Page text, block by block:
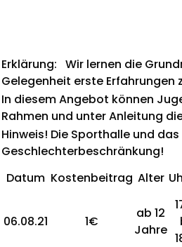
Erklärung: Wir lernen die
Gelegenheit erste Erfahrungen
In diesem Angebot können
Rahmen und unter Anleitung
Hinweis! Die Sporthalle und
Geschlechterbeschränkung!
Datum Kostenbeitrag Alter
06.08.21 1€
ab 12
Jahre